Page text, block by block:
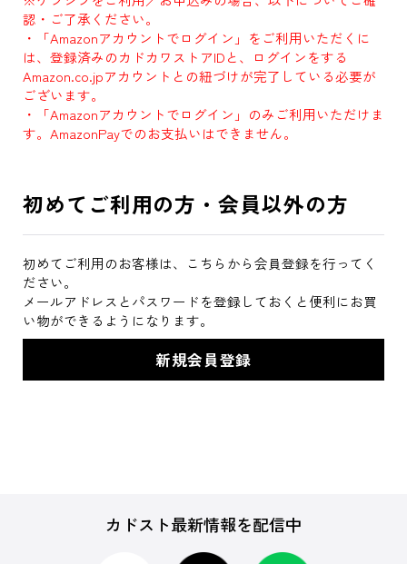
認・ご了承ください。
・「Amazonアカウントでログイン」をご利用いただくに
は、登録済みのカドカワストアIDと、ログインをする
Amazon.co.jpアカウントとの紐づけが完了している必要が
ございます。
・「Amazonアカウントでログイン」のみご利用いただけま
す。AmazonPayでのお支払いはできません。
初めてご利用の方・会員以外の方
初めてご利用のお客様は、こちらから会員登録を行ってく
ださい。
メールアドレスとパスワードを登録しておくと便利にお買
い物ができるようになります。
カドスト最新情報を配信中